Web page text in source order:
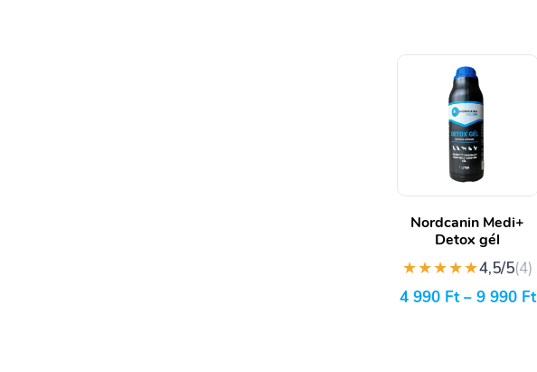
Nordcanin Medi+
Detox gél
★★★★★4,5/5(4)
4 990 Ft– 9 990 Ft